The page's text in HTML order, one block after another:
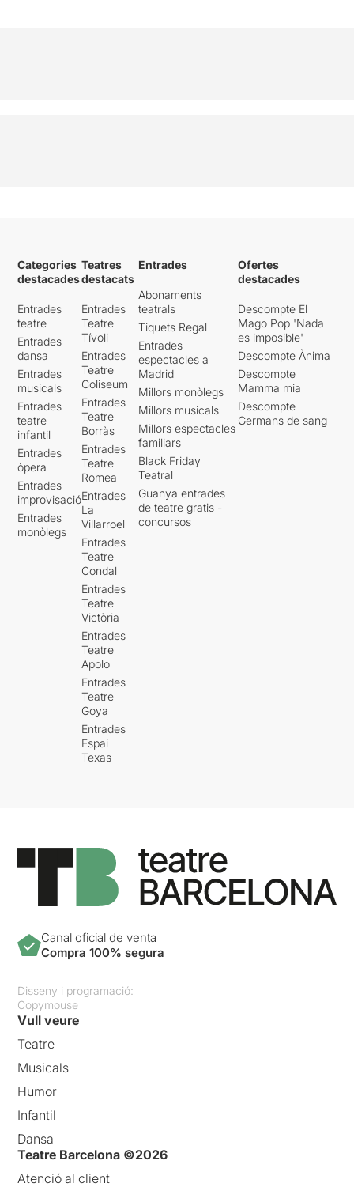
Categories
destacades
Entrades
teatre
Entrades
dansa
Entrades
musicals
Entrades
teatre
infantil
Entrades
òpera
Entrades
improvisació
Entrades
monòlegs
Teatres
destacats
Entrades
Teatre
Tívoli
Entrades
Teatre
Coliseum
Entrades
Teatre
Borràs
Entrades
Teatre
Romea
Entrades
La
Villarroel
Entrades
Teatre
Condal
Entrades
Teatre
Victòria
Entrades
Teatre
Apolo
Entrades
Teatre
Goya
Entrades
Espai
Texas
Entrades
Abonaments
teatrals
Tiquets Regal
Entrades
espectacles a
Madrid
Millors monòlegs
Millors musicals
Millors espectacles
familiars
Black Friday
Teatral
Guanya entrades
de teatre gratis -
concursos
Ofertes
destacades
Descompte El
Mago Pop 'Nada
es imposible'
Descompte Ànima
Descompte
Mamma mia
Descompte
Germans de sang
Canal oficial de venta
Compra 100% segura
Disseny i programació:
Copymouse
Vull veure
Teatre
Musicals
Humor
Infantil
Dansa
Teatre Barcelona ©2026
Atenció al client